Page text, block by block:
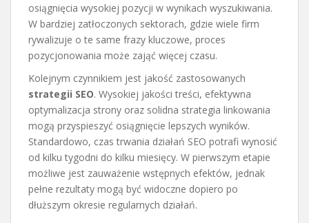
osiągnięcia wysokiej pozycji w wynikach wyszukiwania.
W bardziej zatłoczonych sektorach, gdzie wiele firm
rywalizuje o te same frazy kluczowe, proces
pozycjonowania może zająć więcej czasu.
Kolejnym czynnikiem jest jakość zastosowanych
strategii SEO. Wysokiej jakości treści, efektywna
optymalizacja strony oraz solidna strategia linkowania
mogą przyspieszyć osiągnięcie lepszych wyników.
Standardowo, czas trwania działań SEO potrafi wynosić
od kilku tygodni do kilku miesięcy. W pierwszym etapie
możliwe jest zauważenie wstępnych efektów, jednak
pełne rezultaty mogą być widoczne dopiero po
dłuższym okresie regularnych działań.